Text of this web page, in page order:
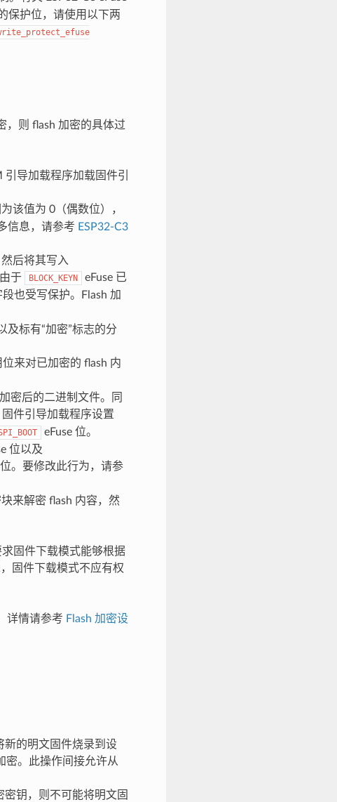
保护位，请使用以下两
，则 flash 加密的具体过
导加载程序加载固件引
该值为 0（偶数位），
信息，请参考 ESP32-C3
后将其写入
于 BLOCK_KEYN
eFuse 已
段也受写保护。Flash 加
及标有“加密”标志的分
来对已加密的 flash 内
密后的二进制文件。同
件引导加载程序设置
eFuse 位。
位以及
位。要修改此行为，请参
来解密 flash 内容，然
固件下载模式能够根据
固件下载模式不应有权
详情请参考 Flash 加密设
的明文固件烧录到设
密。此操作间接允许从
钥，则不可能将明文固